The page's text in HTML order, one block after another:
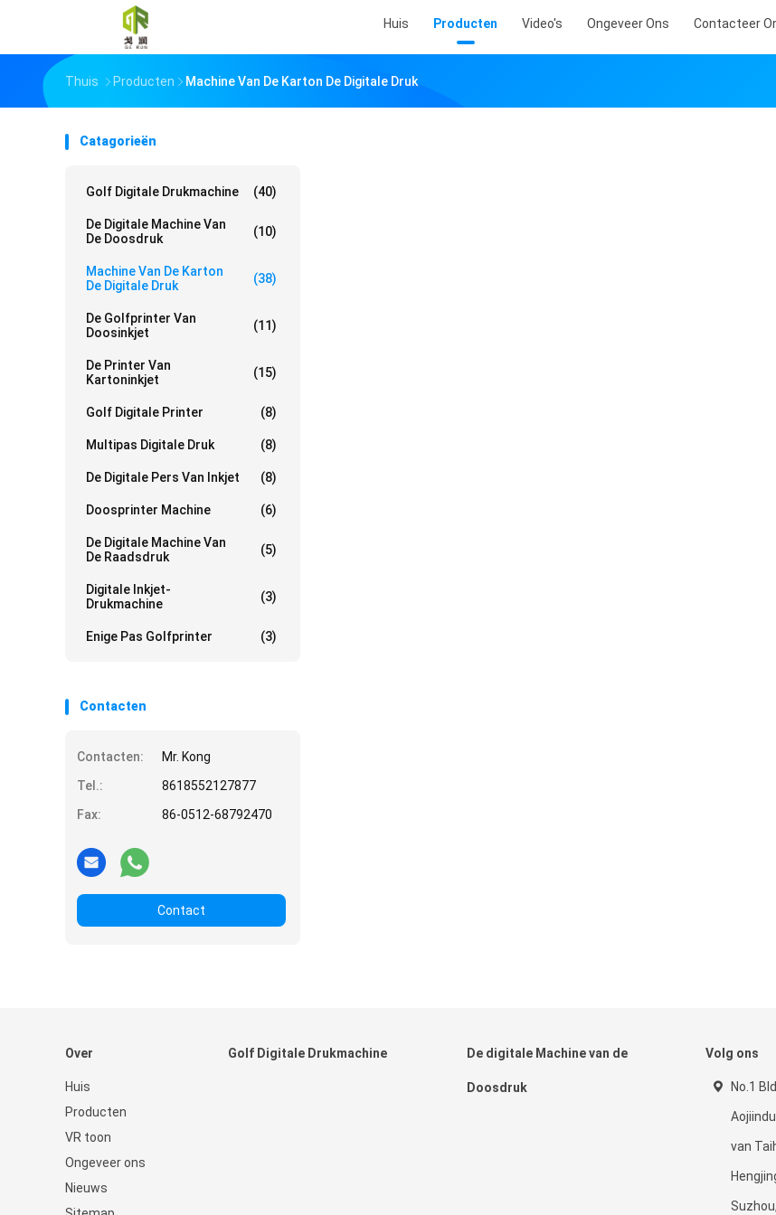
Huis Producten Video's Ongeveer Ons Contacteer
Thuis Producten Machine Van De Karton De Digitale Druk
Catagorieën
Golf Digitale Drukmachine (40)
De Digitale Machine Van
De Doosdruk
(10)
Machine Van De Karton
De Digitale Druk
(38)
De Golfprinter Van
Doosinkjet
(11)
De Printer Van
Kartoninkjet
(15)
Golf Digitale Printer (8)
Multipas Digitale Druk (8)
De Digitale Pers Van Inkjet (8)
Doosprinter Machine (6)
De Digitale Machine Van
De Raadsdruk
(5)
Digitale Inkjet-
Drukmachine
(3)
Enige Pas Golfprinter (3)
Contacten
Contacten:
Mr. Kong
Tel.:
8618552127877
Fax:
86-0512-68792470
Contact
Over
Huis
Producten
VR toon
Ongeveer ons
Nieuws
Golf Digitale Drukmachine De digitale Machine van de
Doosdruk
Volg ons
No.1
van